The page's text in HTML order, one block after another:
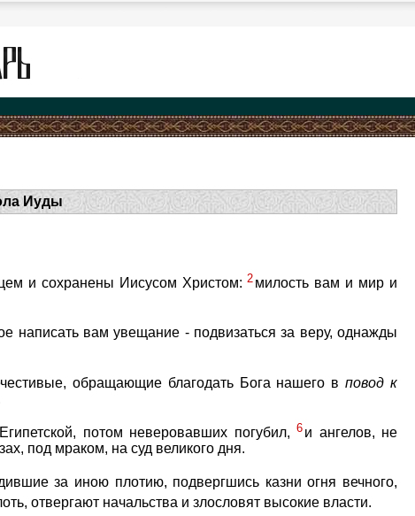
Иуды
и сохранены Иисусом Христом:2 милость вам и мир и
написать вам увещание - подвизаться за веру, однажды
обращающие благодать Бога нашего вповод к
потом неверовавших погубил,6 и ангелов, не
под мраком, на суд великого дня.
за иною плотию, подвергшись казни огня вечного,
отвергают начальства и злословят высокие власти.